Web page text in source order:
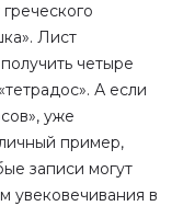
Лист
четыре
А если
уже
пример,
записи могут
увековечивания в